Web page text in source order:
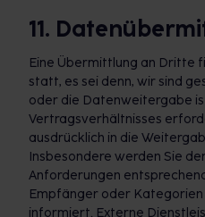
11.
Eine Übermittlung an Dritte
statt, es sei denn, wir sind
oder die Datenweitergabe
Vertragsverhältnisses
ausdrücklich in die
Insbesondere werden Sie
Anforderungen
Empfänger oder
informiert. Externe